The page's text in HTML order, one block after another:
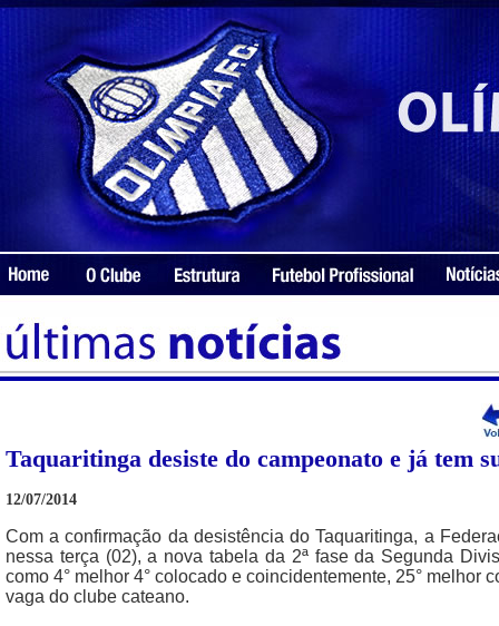
Taquaritinga desiste do campeonato e já tem
12/07/2014
Com a confirmação da desistência do Taquaritinga, a
nessa terça (02), a nova tabela da 2ª fase da Segunda
como 4° melhor 4° colocado e coincidentemente, 25° melhor
vaga do clube cateano.